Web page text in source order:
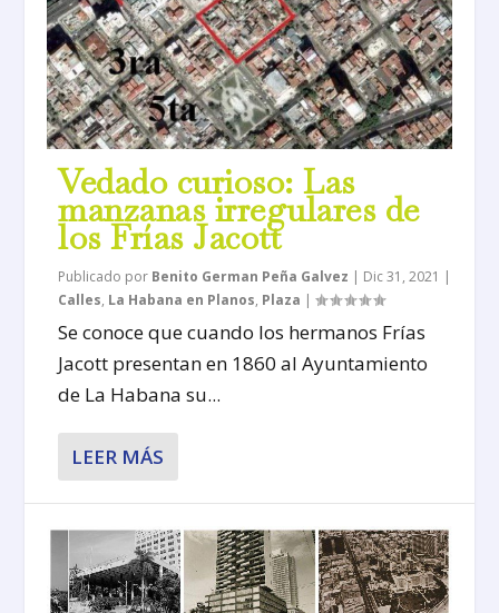
Vedado curioso: Las
manzanas irregulares de
los Frías Jacott
Publicado por Benito German Peña Galvez | Dic 31, 2021 |
Calles, La Habana en Planos, Plaza |
Se conoce que cuando los hermanos Frías
Jacott presentan en 1860 al Ayuntamiento
de La Habana su...
LEER MÁS